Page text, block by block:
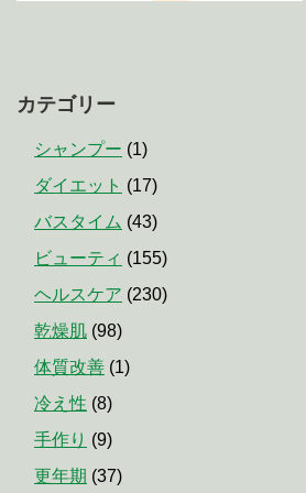
カテゴリー
シャンプー (1)
ダイエット (17)
バスタイム (43)
ビューティ (155)
ヘルスケア (230)
乾燥肌 (98)
体質改善 (1)
冷え性 (8)
手作り (9)
更年期 (37)